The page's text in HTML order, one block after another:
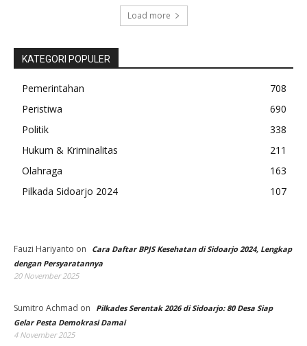
Load more
KATEGORI POPULER
Pemerintahan
708
Peristiwa
690
Politik
338
Hukum & Kriminalitas
211
Olahraga
163
Pilkada Sidoarjo 2024
107
Fauzi Hariyanto on
Cara Daftar BPJS Kesehatan di Sidoarjo 2024, Lengkap
dengan Persyaratannya
20 November 2025
Sumitro Achmad on
Pilkades Serentak 2026 di Sidoarjo: 80 Desa Siap
Gelar Pesta Demokrasi Damai
4 November 2025